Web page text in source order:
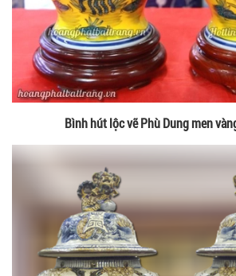
Bình hút lộc vẽ Phù Dung men